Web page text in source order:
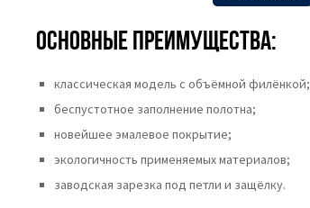
Основные преимущества:
классическая модель с объёмной филёнкой;
беспустотное заполнение полотна;
новейшее эмалевое покрытие;
экологичность применяемых материалов;
заводская зарезка под петли и защёлку.